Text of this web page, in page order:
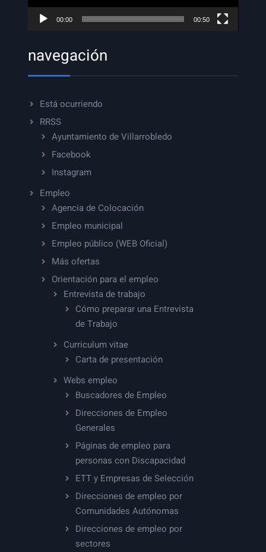
00:00 00:50
navegación
Está ocurriendo
RRSS
Ayuntamiento de Villarrobledo
Facebook
Instagram
Empleo
Agencia de Colocación
Empleo municipal
Empleo público (WEB Oficial)
Más ofertas
Orientación para el empleo
Entrevista de trabajo
Cómo preparar una Entrevista
de Trabajo
Curriculum vitae
Carta de presentación
Webs empleo
Buscadores de Empleo
Direcciones de Empleo
Generales
Páginas de empleo para
personas con Discapacidad
ETT y Empresas de Selección
Direcciones de empleo por
Comunidades Autónomas
Direcciones de empleo por
sectores